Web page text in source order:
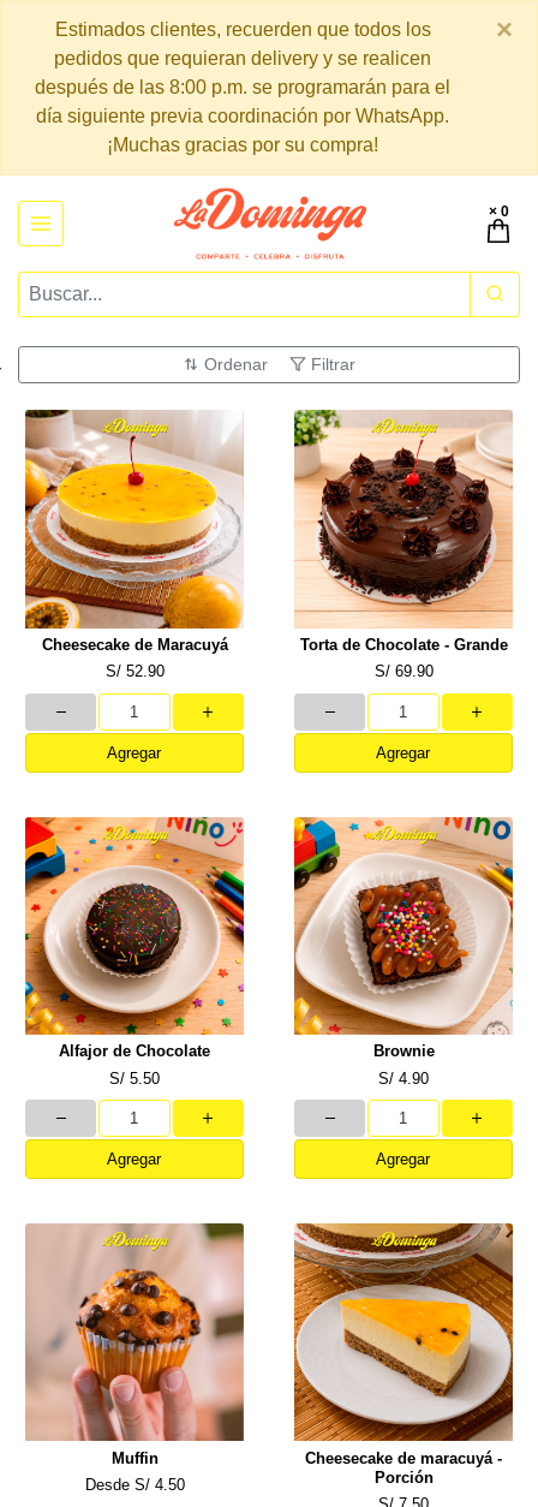
Estimados clientes, recuerden que todos los
pedidos que requieran delivery y se realicen
después de las 8:00 p.m. se programarán para el
día siguiente previa coordinación por WhatsApp.
¡Muchas gracias por su compra!
×
× 0
Ordenar Filtrar
Cheesecake de Maracuyá
S/ 52.90
Agregar
Torta de Chocolate - Grande
S/ 69.90
Agregar
Alfajor de Chocolate
S/ 5.50
Agregar
Brownie
S/ 4.90
Agregar
Muffin
Desde S/ 4.50
Cheesecake de maracuyá -
Porción